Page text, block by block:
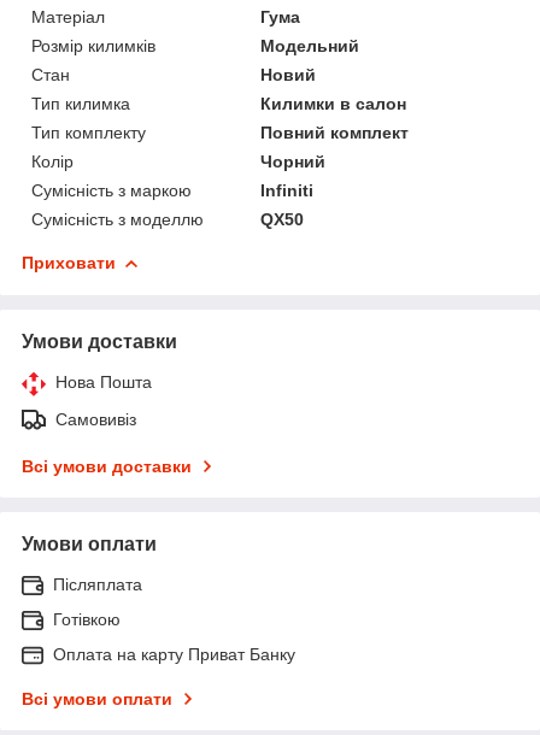
Матеріал
Гума
Розмір килимків
Модельний
Стан
Новий
Тип килимка
Килимки в салон
Тип комплекту
Повний комплект
Колір
Чорний
Сумісність з маркою
Infiniti
Сумісність з моделлю
QX50
Приховати
Умови доставки
Нова Пошта
Самовивіз
Всі умови доставки
Умови оплати
Післяплата
Готівкою
Оплата на карту Приват Банку
Всі умови оплати